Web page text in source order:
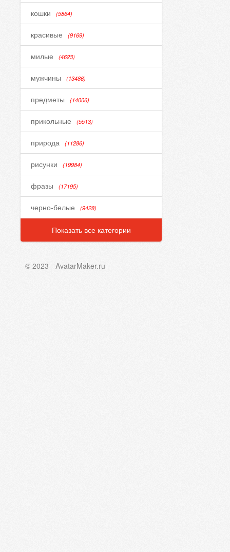
кошки (5864)
красивые (9169)
милые (4623)
мужчины (13486)
предметы (14006)
прикольные (5513)
природа (11286)
рисунки (19984)
фразы (17195)
черно-белые (9428)
Показать все категории
© 2023 - AvatarMaker.ru